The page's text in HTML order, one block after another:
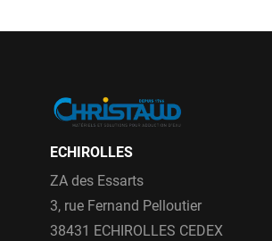
ECHIROLLES
ZA des Essarts
3, rue Fernand Pelloutier
38431 ECHIROLLES CEDEX